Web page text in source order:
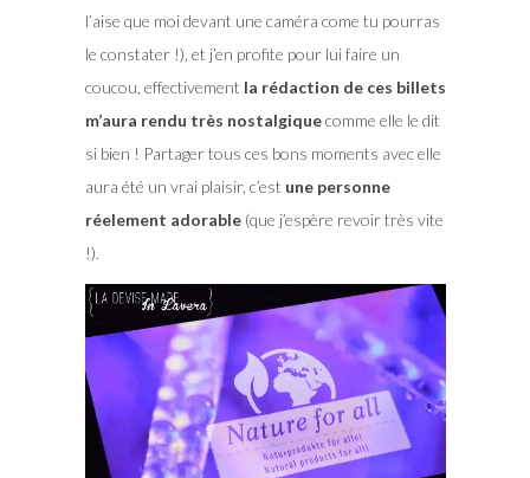
l’aise que moi devant une caméra come tu pourras
le constater !), et j’en profite pour lui faire un
coucou, effectivement la rédaction de ces billets
m’aura rendu très nostalgiquecomme elle le dit
si bien ! Partager tous ces bons moments avec elle
aura été un vrai plaisir, c’est une personne
réelement adorable(que j’espère revoir très vite
!).